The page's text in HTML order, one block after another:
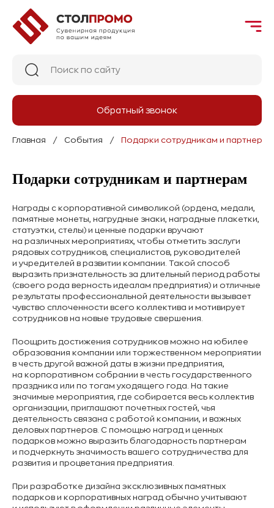
Обратный звонок
Главная События Подарки сотрудникам и партнерам
Подарки сотрудникам и партнерам
Награды с корпоративной символикой (ордена, медали,
памятные монеты, нагрудные знаки, наградные плакетки,
статуэтки, стелы) и ценные подарки вручают
на различных мероприятиях, чтобы отметить заслуги
рядовых сотрудников, специалистов, руководителей
и учредителей в развитии компании. Такой способ
выразить признательность за длительный период работы
(своего рода верность идеалам предприятия) и отличные
результаты профессиональной деятельности вызывает
чувство сплоченности всего коллектива и мотивирует
сотрудников на новые трудовые свершения.
Поощрить достижения сотрудников можно на юбилее
образования компании или торжественном мероприятии
в честь другой важной даты в жизни предприятия,
на корпоративном собрании в честь государственного
праздника или по тогам уходящего года. На такие
значимые мероприятия, где собирается весь коллектив
организации, приглашают почетных гостей, чья
деятельность связана с работой компании, и важных
деловых партнеров. С помощью наград и ценных
подарков можно выразить благодарность партнерам
и подчеркнуть значимость вашего сотрудничества для
развития и процветания предприятия.
При разработке дизайна эксклюзивных памятных
подарков и корпоративных наград обычно учитывают